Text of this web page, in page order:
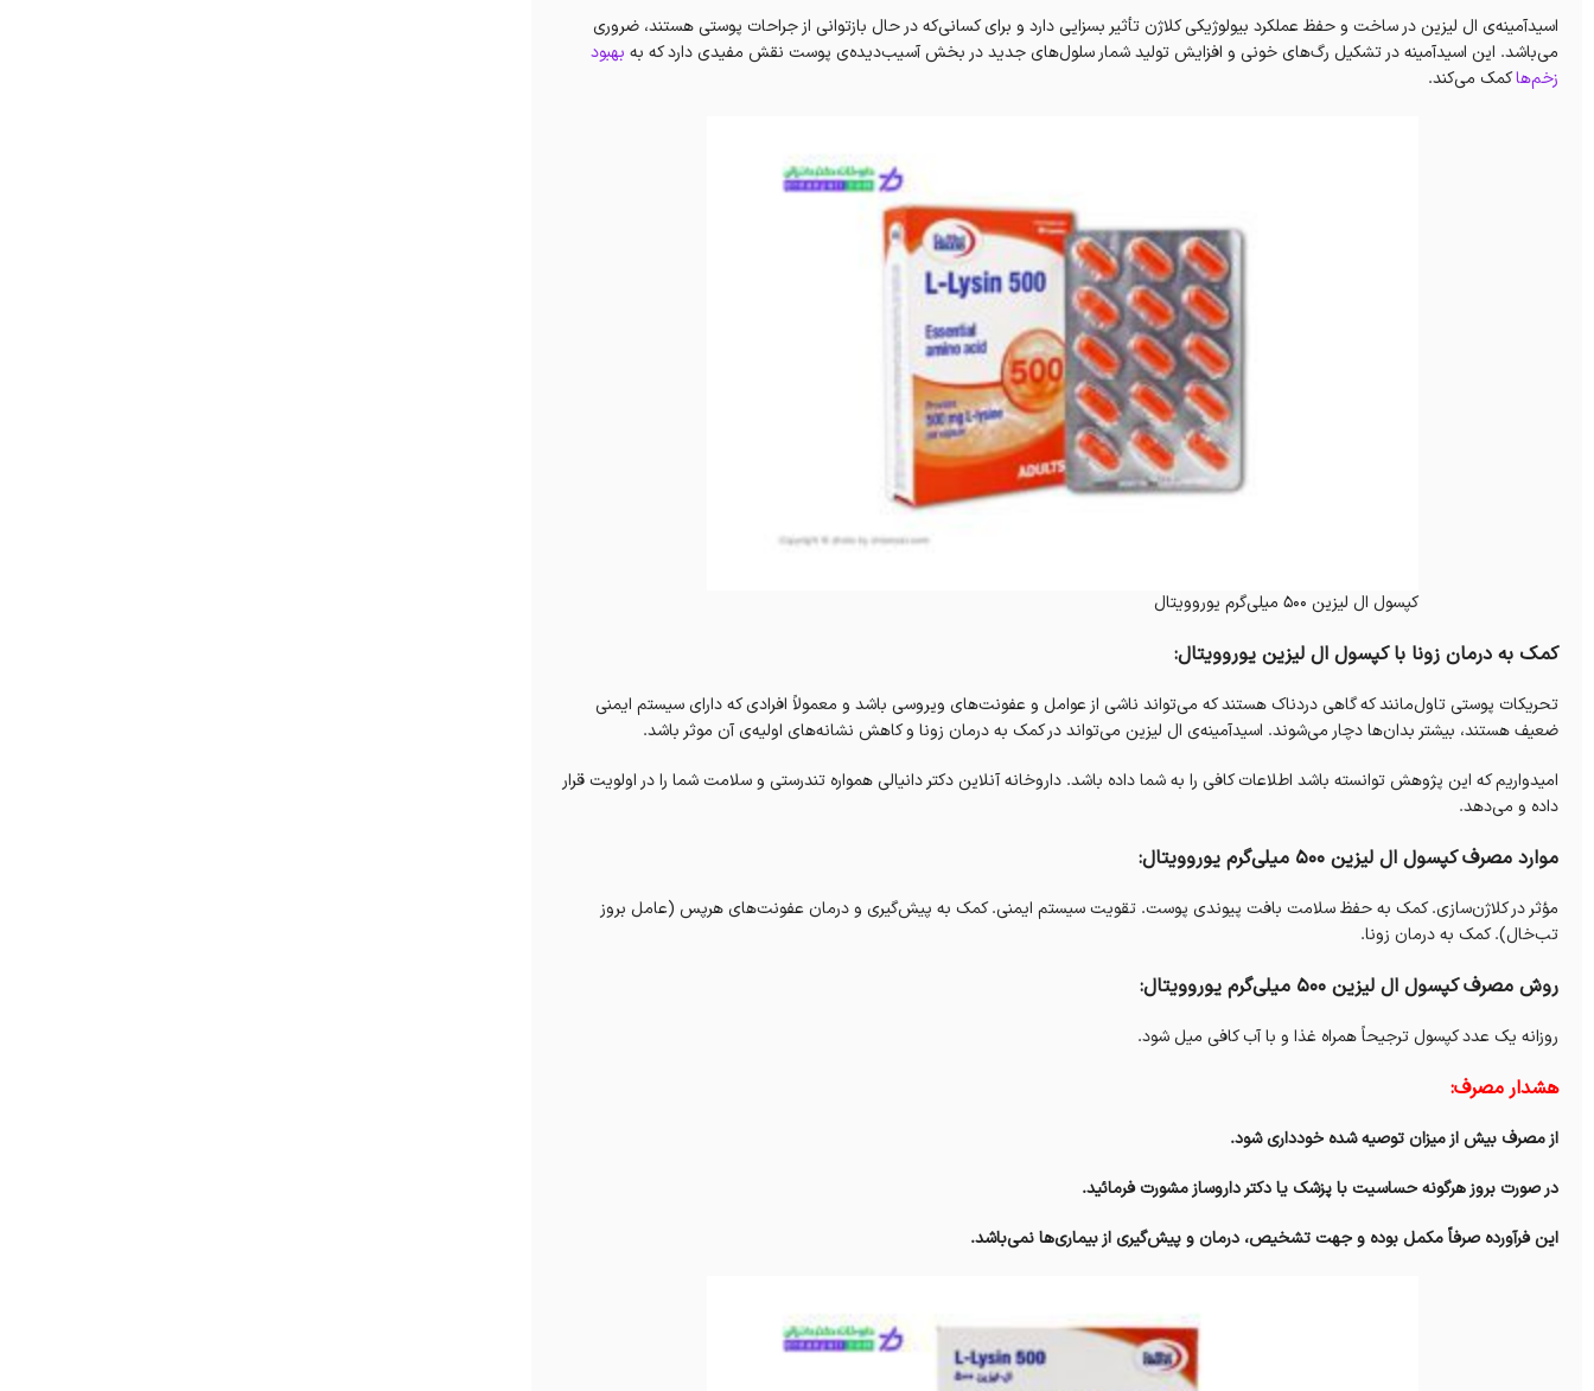
اسیدآمینه‌ی ال لیزین در ساخت و حفظ عملکرد بیولوژیکی کلاژن تأثیر بسزایی دارد و برای کسانی‌که در حال بازتوانی از جراحات پوستی هستند، ضروری‌
می‌باشد. این اسیدآمینه در تشکیل رگ‌های خونی و افزایش تولید شمار سلول‌های جدید در بخش آسیب‌دیده‌ی پوست نقش مفیدی دارد که به بهبود
زخم‌هاکمک می‌کند‌.
کپسول ال لیزین 500 میلی‌گرم یوروویتال
کمک به درمان زونا با کپسول ال لیزین یوروویتال:
تحریکات پوستی تاول‌مانند که گاهی دردناک هستند که می‌تواند ناشی از عوامل و عفونت‌های ویروسی باشد و معمولاً افرادی که دارای سیستم ایمنی
ضعیف هستند، بیشتر بدان‌ها دچار می‌شوند‌. اسیدآمینه‌ی ال لیزین می‌تواند در کمک به درمان زونا و کاهش نشانه‌های اولیه‌ی آن موثر باشد.
امیدواریم که این پژوهش توانسته باشد اطلاعات کافی را به شما داده باشد. داروخانه‌ آنلاین دکتر دانیالی همواره تندرستی و سلامت شما را در اولویت قرار
داده و می‌دهد.
موارد مصرف کپسول ال لیزین 500 میلی‌گرم یوروویتال:
مؤثر در کلاژن‌سازی. کمک به حفظ سلامت بافت پیوندی پوست. تقویت سیستم ایمنی. کمک به پیش‌گیری‌ و درمان عفونت‌های هرپس (عامل بروز
تب‌خال). کمک به درمان زونا.
روش مصرف کپسول ال لیزین 500 میلی‌گرم یوروویتال:
روزانه یک عدد کپسول ترجیحاً همراه غذا و با آب کافی میل شود.
هشدار مصرف:
از مصرف بیش از میزان توصیه شده خودداری شود.
در صورت بروز هرگونه حساسیت با پزشک یا دکتر داروساز مشورت فرمائید.
این فرآورده صرفاً مکمل بوده و جهت تشخیص، درمان و پیش‌گیری‌ از بیماری‌ها نمی‌باشد.